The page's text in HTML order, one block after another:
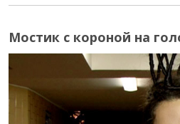
Мостик с короной на